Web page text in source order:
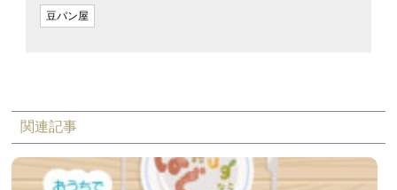
豆パン屋
関連記事